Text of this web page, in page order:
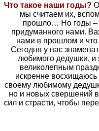
Что такое наши годы?
мы считаем их,
прошло… Но годы –
придуманного нами.
нами в прошлом и
Сегодня у нас
любимого дедушки, и
великолепным
искренне
своему любимому
но и новых свершений
сил и страсти, чтобы